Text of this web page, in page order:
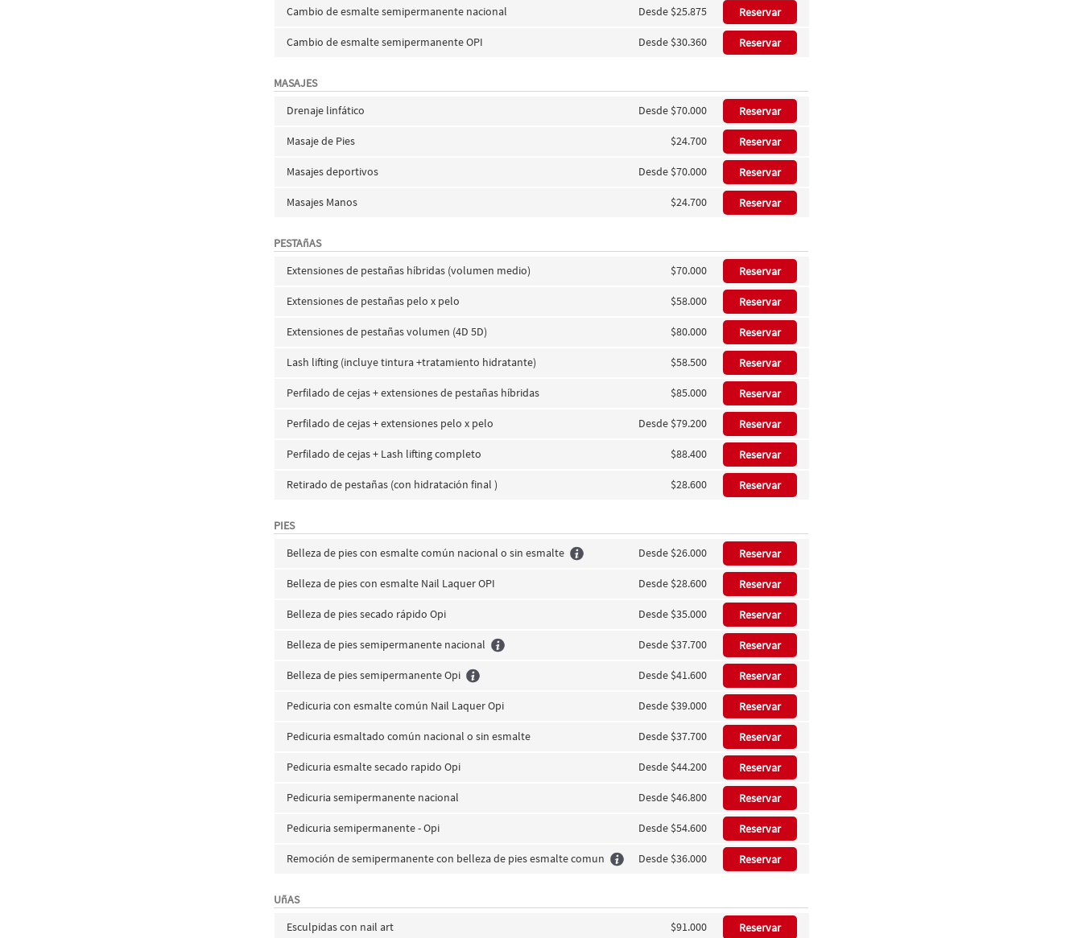
Cambio de esmalte semipermanente nacional Desde $25.875 Reservar
Cambio de esmalte semipermanente OPI Desde $30.360 Reservar
MASAJES
Drenaje linfático
Desde $70.000 Reservar
Masaje de Pies $24.700 Reservar
Masajes deportivos Desde $70.000 Reservar
Masajes Manos $24.700 Reservar
PESTAñAS
Extensiones de pestañas híbridas (volumen medio)
$70.000 Reservar
Extensiones de pestañas pelo x pelo $58.000 Reservar
Extensiones de pestañas volumen (4D 5D) $80.000 Reservar
Lash lifting (incluye tintura +tratamiento hidratante) $58.500 Reservar
Perfilado de cejas + extensiones de pestañas híbridas $85.000 Reservar
Perfilado de cejas + extensiones pelo x pelo Desde $79.200 Reservar
Perfilado de cejas + Lash lifting completo $88.400 Reservar
Retirado de pestañas (con hidratación final ) $28.600 Reservar
PIES
Belleza de pies con esmalte común nacional o sin esmalte
Desde $26.000 Reservar
Belleza de pies con esmalte Nail Laquer OPI Desde $28.600 Reservar
Belleza de pies secado rápido Opi Desde $35.000 Reservar
Belleza de pies semipermanente nacional Desde $37.700 Reservar
Belleza de pies semipermanente Opi Desde $41.600 Reservar
Pedicuria con esmalte común Nail Laquer Opi Desde $39.000 Reservar
Pedicuria esmaltado común nacional o sin esmalte Desde $37.700 Reservar
Pedicuria esmalte secado rapido Opi Desde $44.200 Reservar
Pedicuria semipermanente nacional Desde $46.800 Reservar
Pedicuria semipermanente - Opi Desde $54.600 Reservar
Remoción de semipermanente con belleza de pies esmalte comun Desde $36.000 Reservar
UñAS
Esculpidas con nail art
$91.000 Reservar